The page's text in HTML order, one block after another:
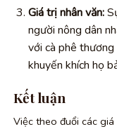
Giá trị nhân văn:
người nông dân
với cà phê
khuyến khích họ
Kết luận
Việc theo đuổi các giá